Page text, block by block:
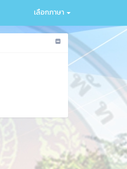
เลือกภาษา